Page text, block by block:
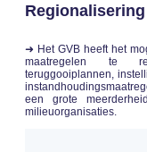
Regionalisering
➜ Het GVB heeft het
maatregelen te
teruggooiplannen,
een grote
milieuorganisaties.